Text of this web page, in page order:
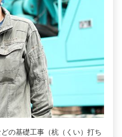
の基礎工事（杭（くい）打ち